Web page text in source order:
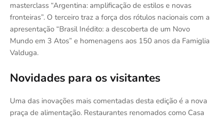
masterclass “Argentina: amplificação de estilos e novas
fronteiras”. O terceiro traz a força dos rótulos nacionais com a
apresentação “Brasil Inédito: a descoberta de um Novo
Mundo em 3 Atos” e homenagens aos 150 anos da Famiglia
Valduga.
Novidades para os visitantes
Uma das inovações mais comentadas desta edição é a nova
praça de alimentação. Restaurantes renomados como Casa